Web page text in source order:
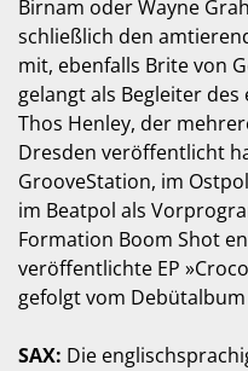
Birnam oder Wayne
schließlich den
mit, ebenfalls Brite von
gelangt als Begleiter
Thos Henley, der
Dresden veröffentlicht
GrooveStation, im
im Beatpol als
Formation Boom Shot
veröffentlichte EP
gefolgt vom Debütalbum
SAX: Die